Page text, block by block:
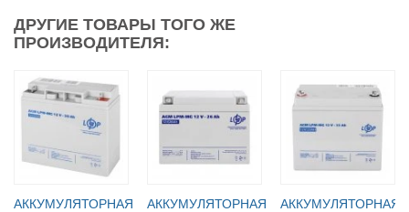
ДРУГИЕ ТОВАРЫ ТОГО ЖЕ
ПРОИЗВОДИТЕЛЯ:
АККУМУЛЯТОРНАЯ
АККУМУЛЯТОРНАЯ
АККУМУЛЯТОРНАЯ